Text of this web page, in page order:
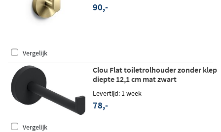
90,-
Vergelijk
Clou Flat toiletrolhouder zonder klep
diepte 12,1 cm mat zwart
Levertijd: 1 week
78,-
Vergelijk